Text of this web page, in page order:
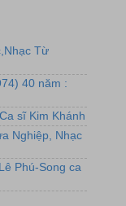
Từ
40 năm :
sĩ Kim Khánh
Nghiệp, Nhạc
Phú-Song ca